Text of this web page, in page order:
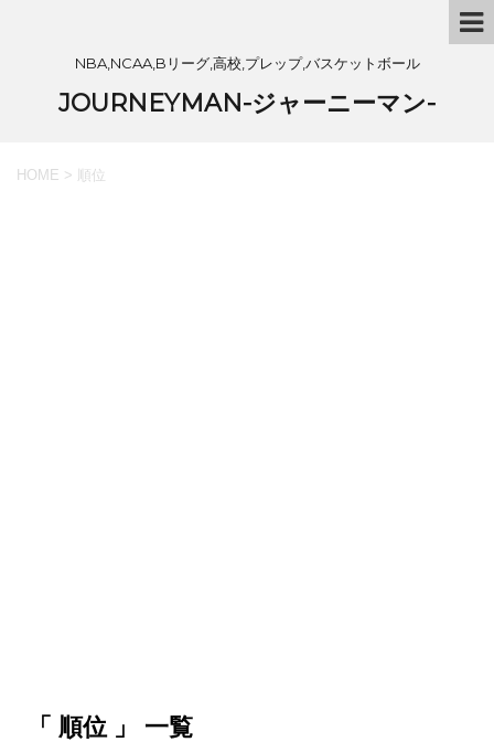
NBA,NCAA,Bリーグ,高校,プレップ,バスケットボール
JOURNEYMAN-ジャーニーマン-
HOME > 順位
「 順位 」 一覧